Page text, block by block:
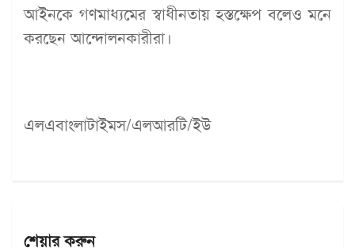
আইনকে গণমাধ্যমের স্বাধীনতায় হস্তক্ষেপ বলেও মনে
করছেন আন্দোলনকারীরা।
এলএবাংলাটাইমস/এলআরটি/ইউ
শেয়ার করুন